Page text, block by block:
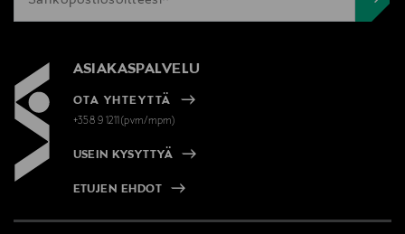
ASIAKASPALVELU
OTA YHTEYTTÄ
+358 9 1211(pvm/mpm)
USEIN KYSYTTYÄ
ETUJEN EHDOT